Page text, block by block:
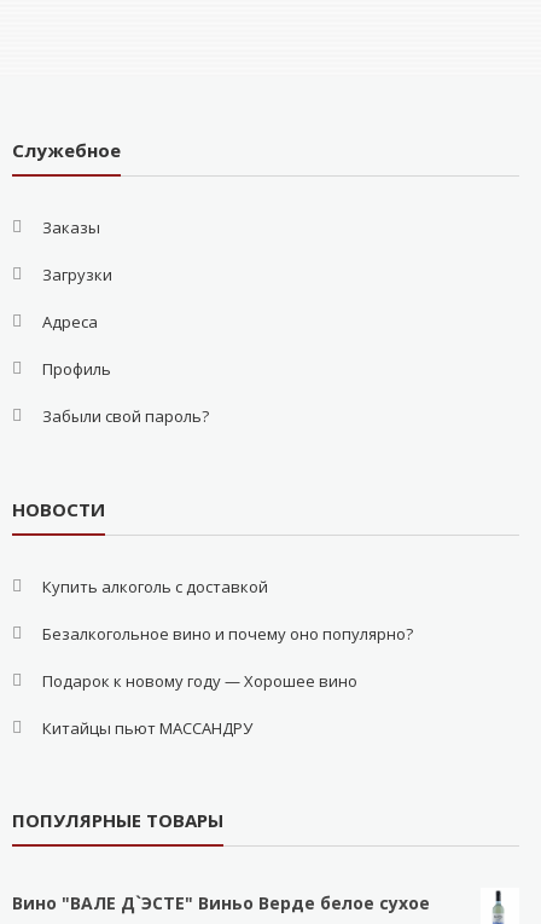
Служебное
Заказы
Загрузки
Адреса
Профиль
Забыли свой пароль?
НОВОСТИ
Купить алкоголь с доставкой
Безалкогольное вино и почему оно популярно?
Подарок к новому году — Хорошее вино
Китайцы пьют МАССАНДРУ
ПОПУЛЯРНЫЕ ТОВАРЫ
Вино "ВАЛЕ Д`ЭСТЕ" Виньо Верде белое сухое